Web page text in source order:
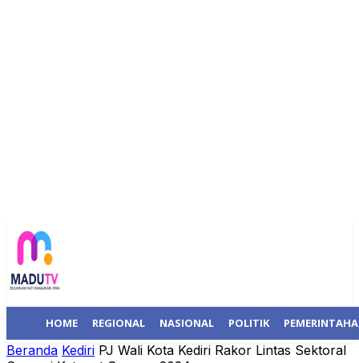
HOME REGIONAL NASIONAL POLITIK
Beranda Kediri PJ Wali Kota Kediri Rakor Lintas Sektoral